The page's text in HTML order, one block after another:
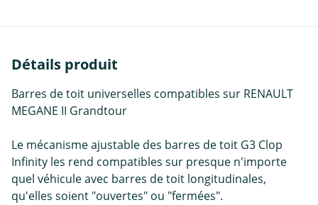
Détails produit
Barres de toit universelles compatibles sur RENAULT
MEGANE II Grandtour
Le mécanisme ajustable des barres de toit G3 Clop
Infinity les rend compatibles sur presque n'importe
quel véhicule avec barres de toit longitudinales,
qu'elles soient "ouvertes" ou "fermées".